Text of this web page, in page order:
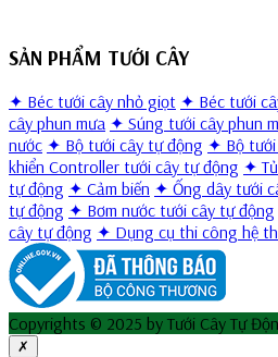
SẢN PHẨM TƯỚI CÂY
✦ Béc tưới cây nhỏ giọt ✦ Béc tưới
cây phun mưa ✦ Súng tưới cây phun
nước ✦ Bộ tưới cây tự động ✦ Bộ tưới
khiển Controller tưới cây tự động ✦
tự động ✦ Cảm biến ✦ Ống dây tưới
tự động ✦ Bơm nước tưới cây tự động
cây tự động ✦ Dụng cụ thi công hệ
Copyrights © 2025 by Tưới Cây Tự
✗